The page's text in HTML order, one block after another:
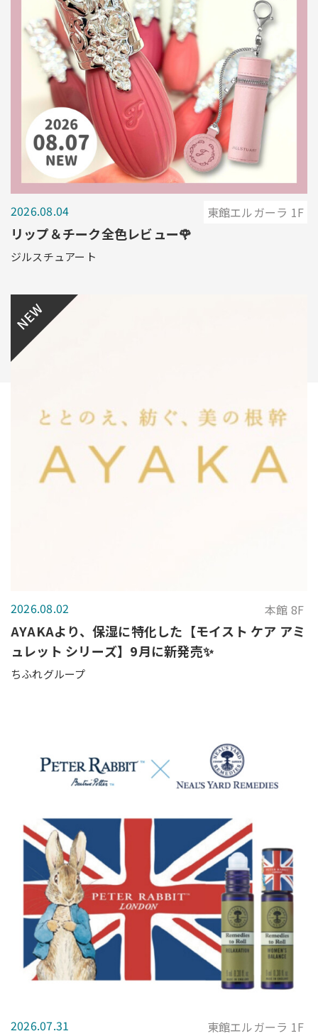
2026.08.04 東館エルガーラ 1F
リップ＆チーク全色レビュー🌹
ジルスチュアート
NEW
2026.08.02 本館 8F
AYAKAより、保湿に特化した【モイスト ケア アミ
ュレット シリーズ】9月に新発売✨
ちふれグループ
2026.07.31 東館エルガーラ 1F